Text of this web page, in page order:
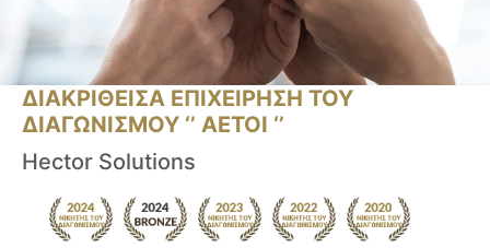
ΔΙΑΚΡΙΘΕΙΣΑ ΕΠΙΧΕΙΡΗΣΗ ΤΟΥ
ΔΙΑΓΩΝΙΣΜΟΥ ‘’ ΑΕΤΟΙ ‘’
Hector Solutions